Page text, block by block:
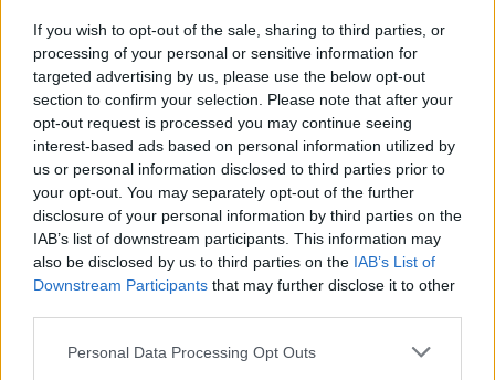
If you wish to opt-out of the sale, sharing to third parties, or
processing of your personal or sensitive information for
targeted advertising by us, please use the below opt-out
section to confirm your selection. Please note that after your
opt-out request is processed you may continue seeing
interest-based ads based on personal information utilized by
us or personal information disclosed to third parties prior to
your opt-out. You may separately opt-out of the further
disclosure of your personal information by third parties on the
IAB’s list of downstream participants. This information may
also be disclosed by us to third parties on the IAB’s List of
Downstream Participants that may further disclose it to other
Please note that this website/app uses one or more Google
Personal Data Processing Opt Outs
megél, hiszen ott fény- és hőigényét a környezet
maradéktalanul kielégíti. Ezért a kertben is napos
helyet kell keresni neki, különben hajtásai
felnyurgulnak, levelei halványabbak lesznek, és
illóolajtartalma is csökken.
Tápanyagigényes növény, talaját ősszel érdemes
„feltölteni” érett trágyával, komposzttal, mert kb. 1
év alatt feléli a tartalékokat.